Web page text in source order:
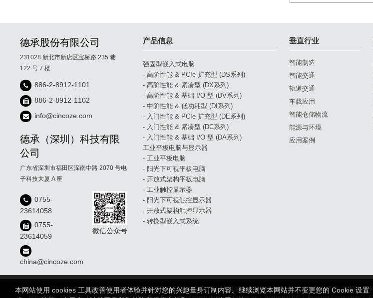
本网站使用 cookies 工具改善使用者体验并针对您的兴趣量身订制内容。继续浏览本网站并不变更您的 Cookie 设
德承股份有限公司
231028 新北市新店区宝桥路 235 巷
122 号 7 楼
886-2-8912-1101
886-2-8912-1102
info@cincoze.com
德承（深圳）科技有限
公司
广东省深圳市福田区深南中路 2070 号电
子科技大厦 A 座
0755-
23614058
0755-
23614059
china@cincoze.com
微信公众号
产品信息
强固型嵌入式电脑
- 高阶性能 & PCIe 扩充型 (DS系列)
- 高阶性能 & 紧凑型 (DX系列)
- 高阶性能 & 基础 I/O 型 (DV系列)
- 中阶性能 & 低功耗型 (DI系列)
- 入门性能 & PCIe 扩充型 (DE系列)
- 入门性能 & 紧凑型 (DC系列)
- 入门性能 & 基础 I/O 型 (DA系列)
工业平板电脑与显示器
- 工业平板电脑
- 阳光下可视平板电脑
- 开放式架构平板电脑
- 工业触控显示器
- 阳光下可视触控显示器
- 开放式架构触控显示器
- 转换型嵌入式系统
垂直行业
智能制造
智能交通
轨道交通
车载应用
智能仓储物流
能源与环境
应用案例
Copyright © 德承（深圳）科技有限公司 版权所有，网站网页的版面设计，布置，图片，宣传文章等，未经授权